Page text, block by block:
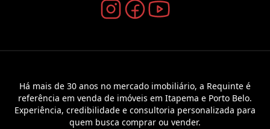
Há mais de 30 anos no mercado imobiliário, a Requinte é
referência em venda de imóveis em Itapema e Porto Belo.
Experiência, credibilidade e consultoria personalizada para
quem busca comprar ou vender.